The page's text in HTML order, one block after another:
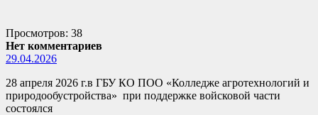
Просмотров: 38
Нет комментариев
29.04.2026
28 апреля 2026 г.в ГБУ КО ПОО «Колледже агротехнологий и
природообустройства» при поддержке войсковой части
состоялся